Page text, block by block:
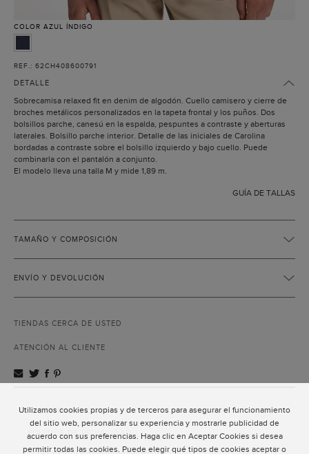
Utilizamos cookies propias y de terceros para asegurar el funcionamiento
del sitio web, personalizar su experiencia y mostrarle publicidad de
acuerdo con sus preferencias. Haga clic en Aceptar Cookies si desea
permitir todas las cookies. Puede elegir qué tipos de cookies aceptar o
COLOR AZUL ÍNDIGO
REF.: 62CH408600791
DETALLE
Sobrecamisa relaxed fit en denim de algodón. Cuello camisero y cierre de
broches metálicos personalizados en la tapeta frontal y los puños. Dos
bolsillos parche, canesú en la espalda, pespuntes a contraste y aberturas
laterales. Bolsillo parche interior. Detalle de las iniciales de Carolina
bordadas a contraste sobre el bolsillo izquierdo y bajo cuello. Puede
combinarla con el pantalón a conjunto.
El modelo lleva una talla M y mide 1,89 m.
GUÍA DE TALLAS
TAMAÑO Y COMPOSICIÓN
ENVÍO Y DEVOLUCIÓN
TIENDAS CERCA DE USTED
ATENCIÓN AL CLIENTE
ATENCIÓN AL CLIENTE
POLÍTICA DE PRIVACIDAD